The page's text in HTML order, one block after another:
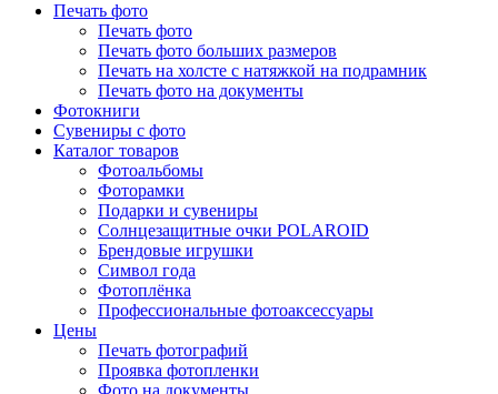
Печать фото
Печать фото
Печать фото больших размеров
Печать на холсте с натяжкой на подрамник
Печать фото на документы
Фотокниги
Сувениры с фото
Каталог товаров
Фотоальбомы
Фоторамки
Подарки и сувениры
Солнцезащитные очки POLAROID
Брендовые игрушки
Символ года
Фотоплёнка
Профессиональные фотоаксессуары
Цены
Печать фотографий
Проявка фотопленки
Фото на документы